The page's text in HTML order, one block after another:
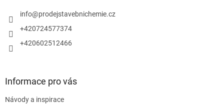
info@prodejstavebnichemie.cz
+420724577374
+420602512466
Informace pro vás
Návody a inspirace